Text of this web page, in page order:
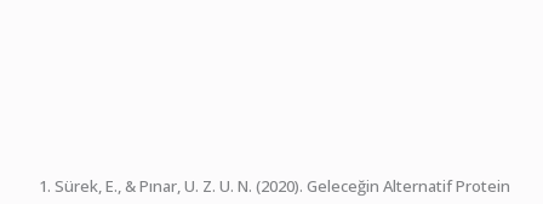
Sürek, E., & Pınar, U. Z. U. N. (2020). Geleceğin Alternatif Protein